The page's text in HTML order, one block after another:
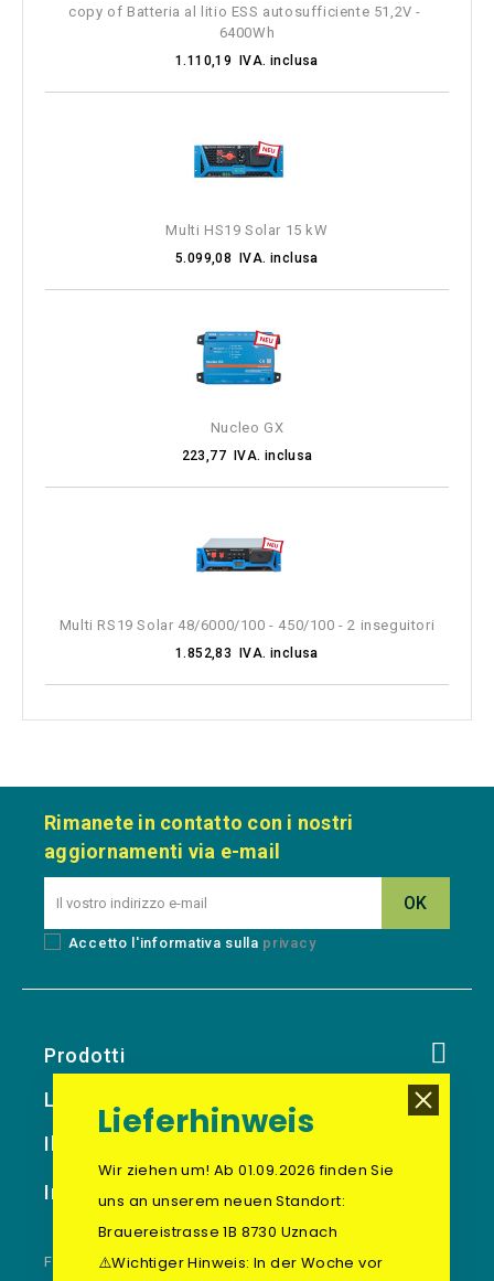
copy of Batteria al litio ESS autosufficiente 51,2V -
6400Wh
1.110,19 IVA. inclusa
Multi HS19 Solar 15 kW
5.099,08 IVA. inclusa
Nucleo GX
223,77 IVA. inclusa
Multi RS19 Solar 48/6000/100 - 450/100 - 2 inseguitori
1.852,83 IVA. inclusa
Rimanete in contatto con i nostri
aggiornamenti via e-mail
Accetto l'informativa sulla privacy
Prodotti
La Nostra Azienda
Il Tuo Account
Informazioni Sul Negozio
FOOTER BLOCK
Lieferhinweis
Wir ziehen um! Ab 01.09.2026 finden Sie
uns an unserem neuen Standort:
Brauereistrasse 1B 8730 Uznach
⚠️Wichtiger Hinweis: In der Woche vor